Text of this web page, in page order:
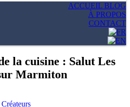
ACCUEIL BLOG
À PROPOS
CONTACT
la cuisine : Salut Les
Marmiton